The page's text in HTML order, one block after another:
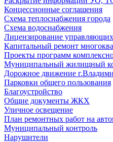
Концессионные соглашения
Схема теплоснабжения города
Схема водоснабжения
Лицензирование
Капитальный ремонт
Проекты программ
Муниципальный жилищный
Дорожное движение
Парковки общего пользования
Благоустройство
Общие документы ЖКХ
Уличное освещение
План ремонтных работ на
Муниципальный контроль
Нарушители